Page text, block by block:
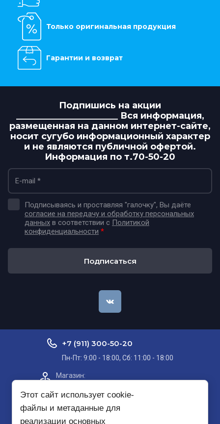
Только оригинальная продукция
Гарантии и возврат
Подпишись на акции
_______________________ Вся информация,
размещенная на данном интернет-сайте,
носит сугубо информационный характер
и не являются публичной офертой.
Информация по т.70-50-20
Подписываясь и проставляя "галочку", Вы даёте
согласие на передачу и обработку персональных
данных в соответствии с Политикой
конфиденциальности *
Подписаться
+7 (911) 300-50-20
Пн-Пт: 9:00 - 18:00, Сб: 11:00 - 18:00
Магазин:​
этаж
Этот сайт использует cookie-
файлы и метаданные для
реализации основных